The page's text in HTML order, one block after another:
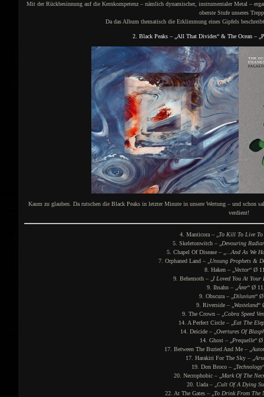
Mit der Rückbesinnung auf die Kernkompetenz – nämlich dynamischer, instrumentaler Metal –
oberste Stufe unseres
Da das Album thematisch die Erklimmung eines Gipfels
2. Black Peaks – „All That Divides“ & The Ocean –
Kaum zu glauben. Da rutschen die Black Peaks in letzter Minute in unsere Wertung – und schon
verdient!
4. Manticora – „ To Kill To Live
5. Skeletonwitch – „
Devouring
5. Chapel Of Disease – „
…And As We
7. Orphaned Land – „ Unsung Prophets &
8. Haken – „ Vector“ Ø
9. Behemoth – „
I Loved You At Your
9. Ihsahn – „ Ámr“ Ø
9. Obscura – „
Diluvium“ Ø
9. Riverside – „
Wasteland“
9. The Crown – „ Cobra Speed
14. A Perfect Circle – „ Eat The
14. Deicide – „ Overtures Of
14. Ghost – „
Prequelle“ Ø
17. Between The Buried And Me – „
17. Harakiri For The Sky – „
19. Don Broco – „ Technology
20. Necrophobic – „
Mark Of The
20. Uada – „ Cult Of A Dying
22. At The Gates – „ To Drink From The